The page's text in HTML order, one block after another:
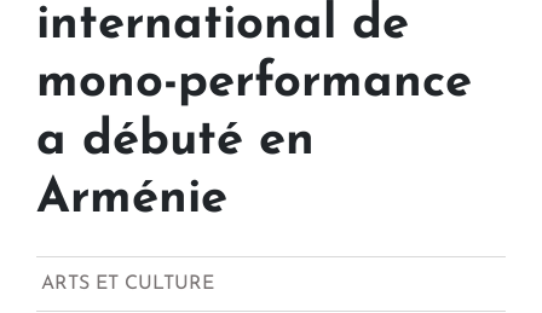
international de
mono-performance
a débuté en
Arménie
ARTS ET CULTURE